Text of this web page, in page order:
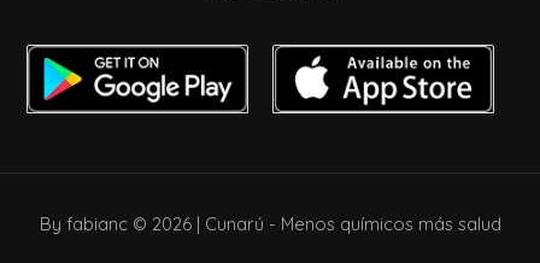
By fabianc © 2026 | Cunarú - Menos químicos más salud